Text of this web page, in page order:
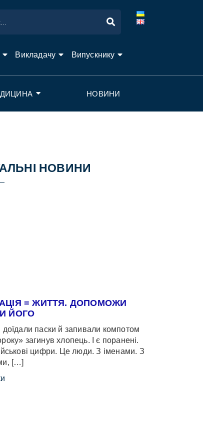
Викладачу Випускнику
НОВИНИ
НОВИНИ
= ЖИТТЯ. ДОПОМОЖИ
ЙОГО
паски й запивали компотом
загинув хлопець. І є поранені.
цифри. Це люди. З іменами. З
[…]